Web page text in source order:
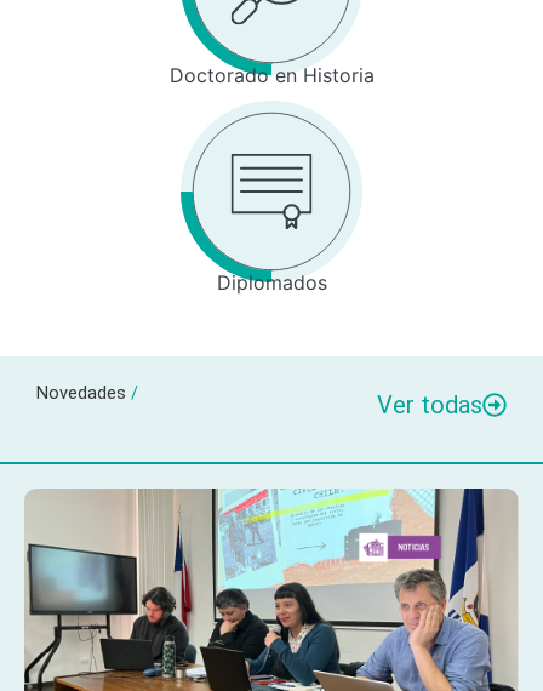
Doctorado en Historia
Diplomados
Novedades / Ver todas